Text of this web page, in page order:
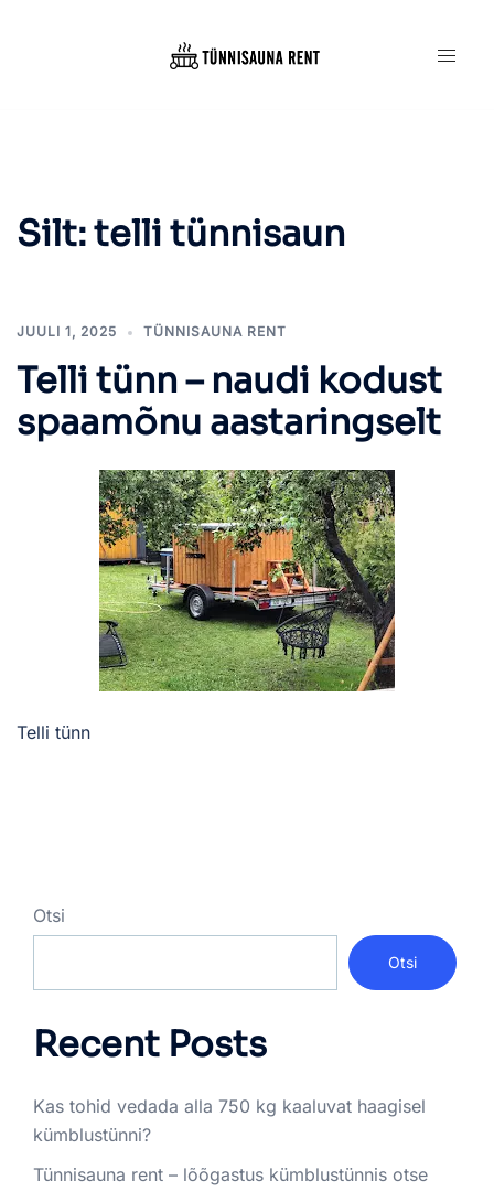
Silt:telli tünnisaun
JUULI 1, 2025 TÜNNISAUNA RENT
Telli tünn – naudi kodust
spaamõnu aastaringselt
Telli tünn
Otsi
Otsi
Recent Posts
Kas tohid vedada alla 750 kg kaaluvat haagisel
kümblustünni?
Tünnisauna rent – lõõgastus kümblustünnis otse